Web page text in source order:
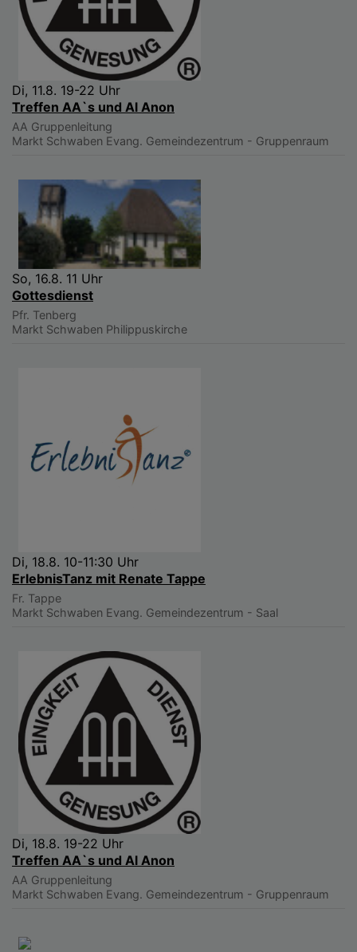
Di, 11.8. 19-22 Uhr
Treffen AA`s und Al Anon
AA Gruppenleitung
Markt Schwaben Evang. Gemeindezentrum - Gruppenraum
So, 16.8. 11 Uhr
Gottesdienst
Pfr. Tenberg
Markt Schwaben Philippuskirche
Di, 18.8. 10-11:30 Uhr
ErlebnisTanz mit Renate Tappe
Fr. Tappe
Markt Schwaben Evang. Gemeindezentrum - Saal
Di, 18.8. 19-22 Uhr
Treffen AA`s und Al Anon
AA Gruppenleitung
Markt Schwaben Evang. Gemeindezentrum - Gruppenraum